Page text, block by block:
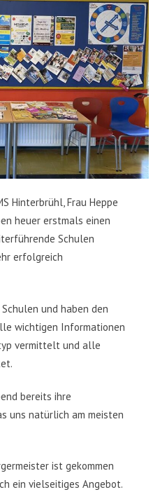
Hinterbrühl, Frau Heppe
heuer erstmals einen
Schulen
erfolgreich
und haben den
wichtigen Informationen
vermittelt und alle
bereits ihre
uns natürlich am meisten
ist gekommen
ein vielseitiges Angebot.